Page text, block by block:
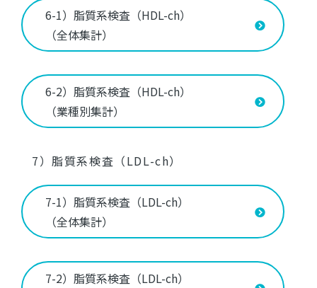
6-1）脂質系検査（HDL-ch）
（全体集計）
6-2）脂質系検査（HDL-ch）
（業種別集計）
7）脂質系検査（LDL-ch）
7-1）脂質系検査（LDL-ch）
（全体集計）
7-2）脂質系検査（LDL-ch）